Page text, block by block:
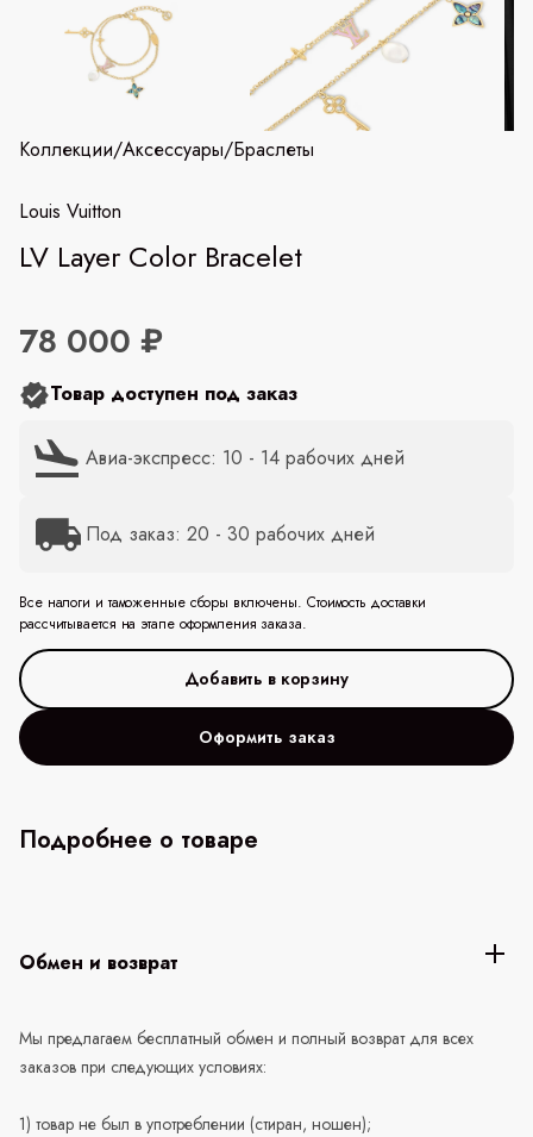
Коллекции/Аксессуары/Браслеты
Louis Vuitton
LV Layer Color Bracelet
78 000 ₽
Товар доступен под заказ
Авиа-экспресс: 10 - 14 рабочих дней
Под заказ: 20 - 30 рабочих дней
Все налоги и таможенные сборы включены. Стоимость доставки
рассчитывается на этапе оформления заказа.
Оформить заказ
Подробнее о товаре
Обмен и возврат
Мы предлагаем бесплатный обмен и полный возврат для всех
заказов при следующих условиях:
1) товар не был в употреблении (стиран, ношен);